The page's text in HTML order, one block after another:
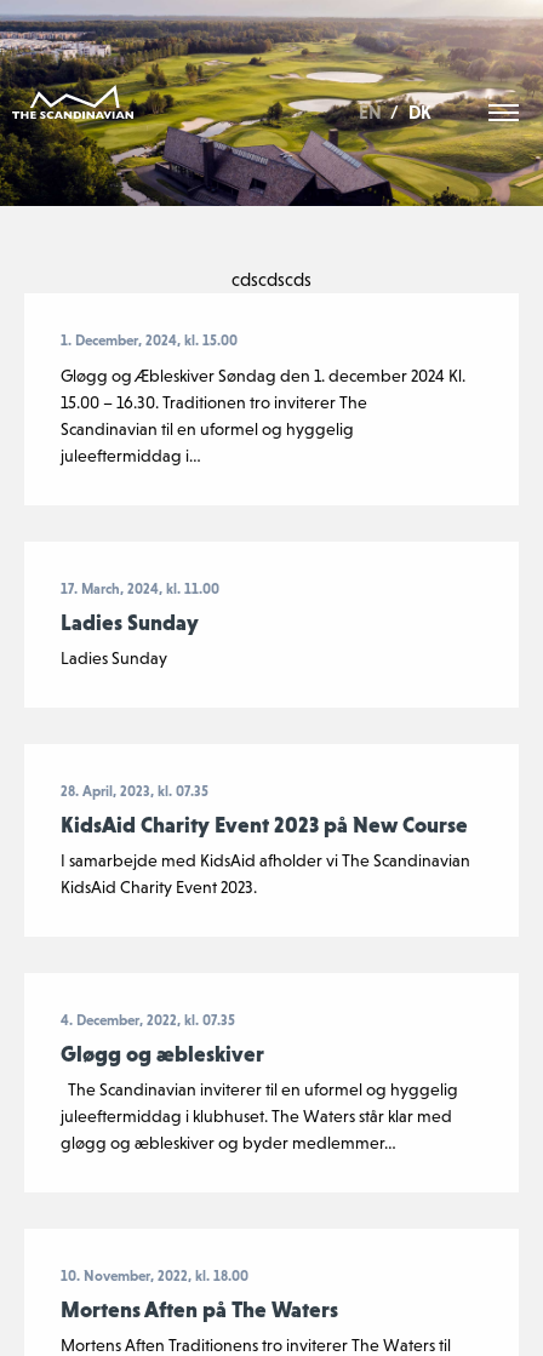
EN / DK
CATEGORY:
ARRANGEMENT
cdscdscds
1. December, 2024, kl. 15.00
Gløgg og Æbleskiver ​Søndag den 1. december 2024 Kl.
15.00 – 16.30. Traditionen tro inviterer The
Scandinavian til en uformel og hyggelig
juleeftermiddag i…
17. March, 2024, kl. 11.00
Ladies Sunday
Ladies Sunday
28. April, 2023, kl. 07.35
KidsAid Charity Event 2023 på New Course
I samarbejde med KidsAid afholder vi The Scandinavian
KidsAid Charity Event 2023.
4. December, 2022, kl. 07.35
Gløgg og æbleskiver
The Scandinavian inviterer til en uformel og hyggelig
juleeftermiddag i klubhuset. The Waters står klar med
gløgg og æbleskiver og byder medlemmer…
10. November, 2022, kl. 18.00
Mortens Aften på The Waters
Mortens Aften Traditionens tro inviterer The Waters til